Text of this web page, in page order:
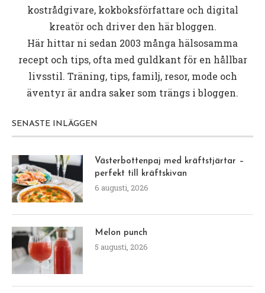
kostrådgivare, kokboksförfattare och digital
kreatör och driver den här bloggen.
Här hittar ni sedan 2003 många hälsosamma
recept och tips, ofta med guldkant för en hållbar
livsstil. Träning, tips, familj, resor, mode och
äventyr är andra saker som trängs i bloggen.
SENASTE INLÄGGEN
Västerbottenpaj med kräftstjärtar –
perfekt till kräftskivan
6 augusti, 2026
Melon punch
5 augusti, 2026